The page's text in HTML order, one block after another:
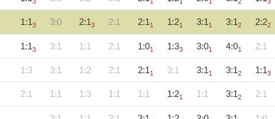
1:13 3:0 2:13 2:1 2:11 1:21 3:11 3:12 2:22
1:13 3:1 1:1 2:1 1:01 1:33 3:01 4:01 2:1
1:3 3:1 1:2 2:1 2:11 3:1 3:11 3:12 1:13
2:1 1:1 1:3 1:1 1:1 1:21 1:1 3:12 2:1